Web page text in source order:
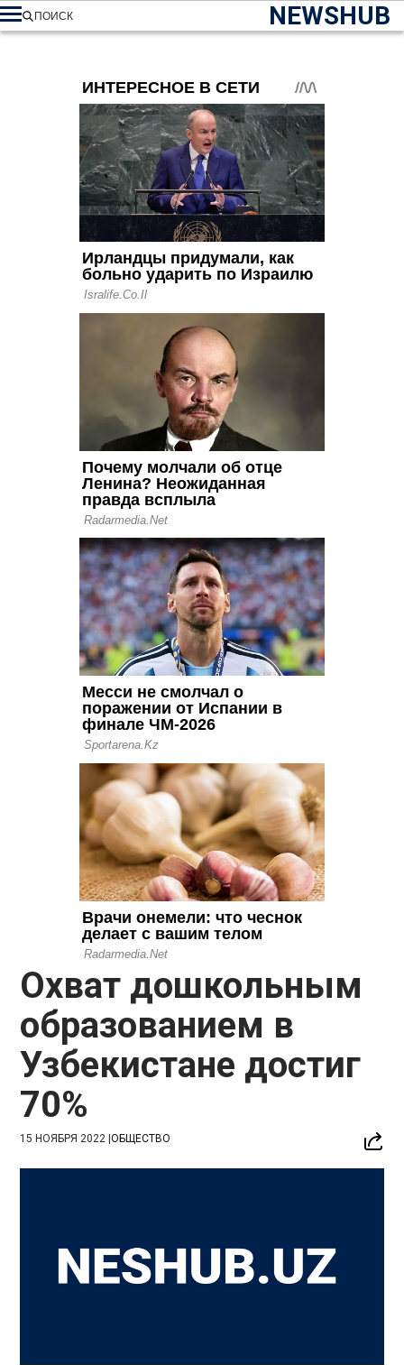
NEWSHUB
ПОИСК
Охват дошкольным
образованием в
Узбекистане достиг
70%
15 НОЯБРЯ 2022 |ОБЩЕСТВО